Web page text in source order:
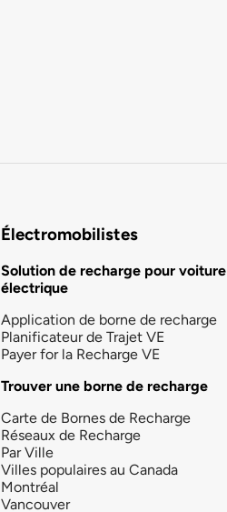
Électromobilistes
Solution de recharge pour voiture
électrique
Application de borne de recharge
Planificateur de Trajet VE
Payer for la Recharge VE
Trouver une borne de recharge
Carte de Bornes de Recharge
Réseaux de Recharge
Par Ville
Villes populaires au Canada
Montréal
Vancouver